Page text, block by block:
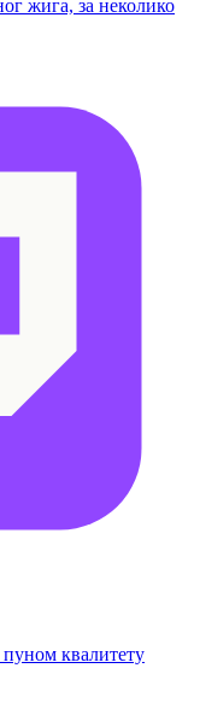
жига, за неколико
квалитету